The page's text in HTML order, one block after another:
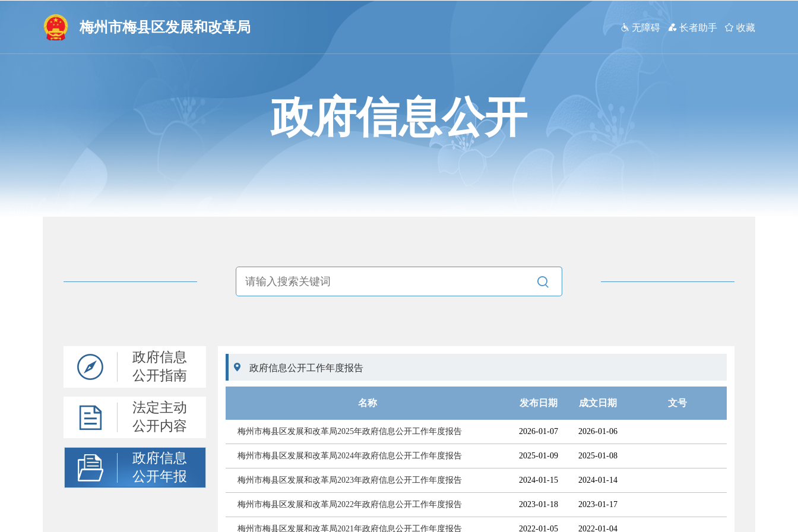
梅州市梅县区发展和改革局  无障碍  长者助手  收藏
政府信息公开

政府信息
公开指南
法定主动
公开内容
政府信息
公开年报
 政府信息公开工作年度报告
名称 发布日期 成文日期 文号
梅州市梅县区发展和改革局2025年政府信息公开工作年度报告 2026-01-07 2026-01-06
梅州市梅县区发展和改革局2024年政府信息公开工作年度报告 2025-01-09 2025-01-08
梅州市梅县区发展和改革局2023年政府信息公开工作年度报告 2024-01-15 2024-01-14
梅州市梅县区发展和改革局2022年政府信息公开工作年度报告 2023-01-18 2023-01-17
梅州市梅县区发展和改革局2021年政府信息公开工作年度报告 2022-01-05 2022-01-04